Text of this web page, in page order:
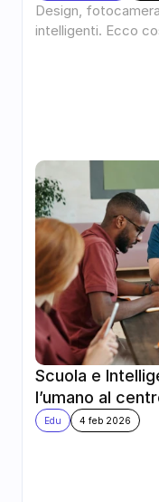
Design,
intelligenti. Ecco
Scuola e
l’umano al
Edu 4 feb 2026